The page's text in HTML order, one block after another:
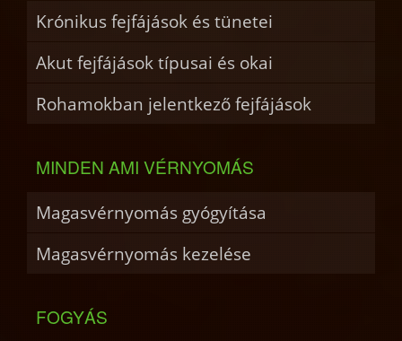
Krónikus fejfájások és tünetei
Akut fejfájások típusai és okai
Rohamokban jelentkező fejfájások
MINDEN AMI VÉRNYOMÁS
Magasvérnyomás gyógyítása
Magasvérnyomás kezelése
FOGYÁS